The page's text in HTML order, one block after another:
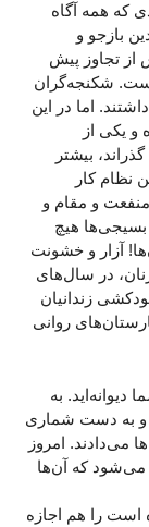
که همه آگاه
بازجو و
از تجاوز پیش
شکنجه‌گران
اما در این
یکی از
بیشتر
نظام کار
منفعت و مقام و
بسیجی‌ها هیچ
آزار و خشونت
در سال‌های
زندانیان
روانی
به
و به دست شماری
می‌دادند. امروز
می‌شود که آن‌ها
است را هم اجازه